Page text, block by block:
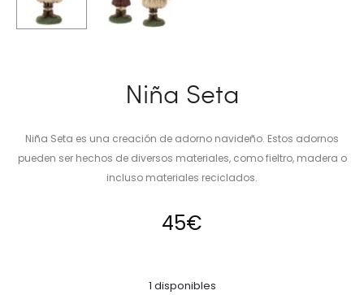
Niña Seta
Niña Seta es una creación de adorno navideño. Estos adornos
pueden ser hechos de diversos materiales, como fieltro, madera o
incluso materiales reciclados.
45€
1 disponibles